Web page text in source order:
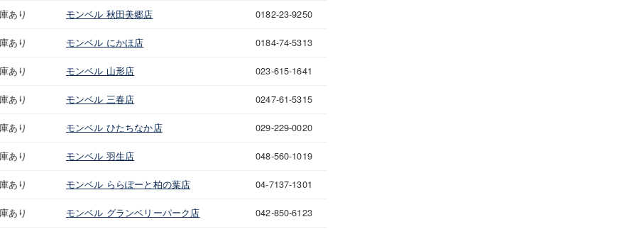
あり モンベル 秋田美郷店 0182-23-9250
あり モンベル にかほ店 0184-74-5313
あり モンベル 山形店 023-615-1641
あり モンベル 三春店 0247-61-5315
あり モンベル ひたちなか店 029-229-0020
あり モンベル 羽生店 048-560-1019
あり モンベル ららぽーと柏の葉店 04-7137-1301
あり モンベル グランベリーパーク店 042-850-6123